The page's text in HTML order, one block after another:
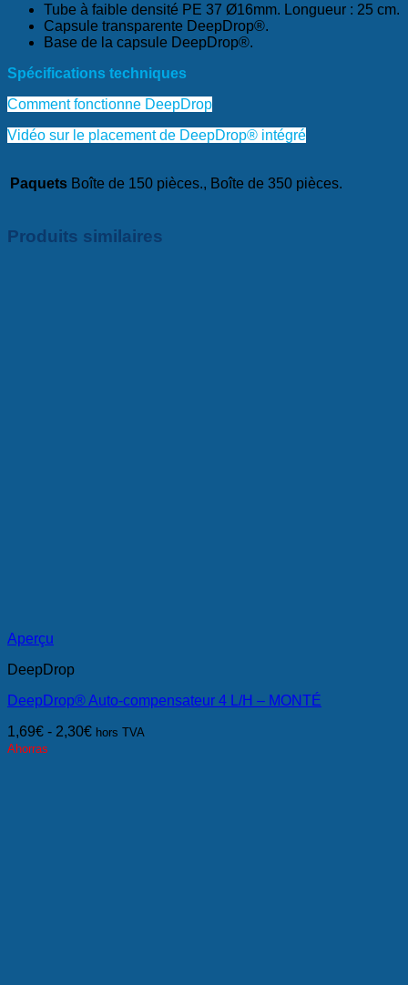
Tube à faible densité PE 37 Ø16mm. Longueur : 25 cm.
Capsule transparente DeepDrop®.
Base de la capsule DeepDrop®.
Spécifications techniques
Comment fonctionne DeepDrop
Vidéo sur le placement de DeepDrop® intégré
Paquets Boîte de 150 pièces., Boîte de 350 pièces.
Produits similaires
Aperçu
DeepDrop
DeepDrop® Auto-compensateur 4 L/H – MONTÉ
1,69€ - 2,30€ hors TVA
Ahorras